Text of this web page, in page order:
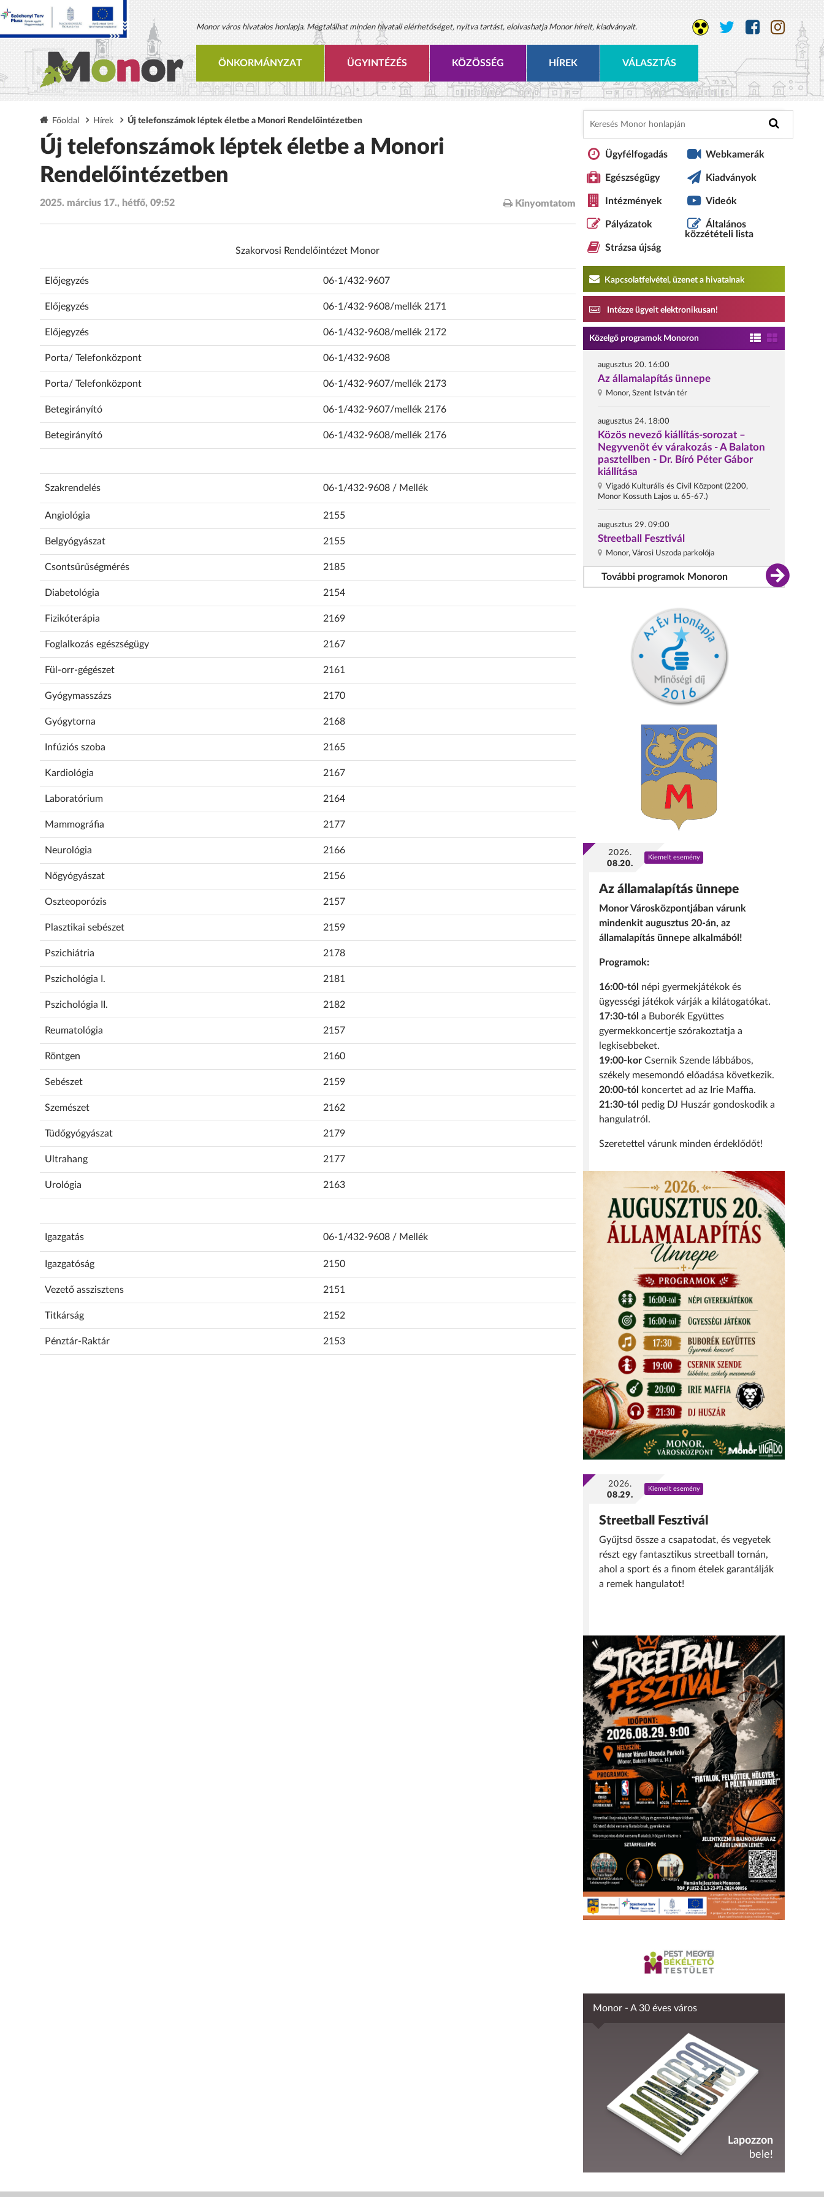
Monor város hivatalos honlapja. Megtalálhat minden hivatali elérhetőséget, nyitva tartást, elolvashatja Monor híreit, kiadványait.
ÖNKORMÁNYZAT ÜGYINTÉZÉS KÖZÖSSÉG HÍREK VÁLASZTÁS
Főoldal Hírek Új telefonszámok léptek életbe a Monori Rendelőintézetben
Új telefonszámok léptek életbe a Monori
Rendelőintézetben
2025. március 17., hétfő, 09:52 Kinyomtatom
Szakorvosi Rendelőintézet Monor
Előjegyzés 06-1/432-9607
Előjegyzés 06-1/432-9608/mellék 2171
Előjegyzés 06-1/432-9608/mellék 2172
Porta/ Telefonközpont 06-1/432-9608
Porta/ Telefonközpont 06-1/432-9607/mellék 2173
Betegirányító 06-1/432-9607/mellék 2176
Betegirányító 06-1/432-9608/mellék 2176
Szakrendelés 06-1/432-9608 / Mellék
Angiológia 2155
Belgyógyászat 2155
Csontsűrűségmérés 2185
Diabetológia 2154
Fizikóterápia 2169
Foglalkozás egészségügy 2167
Fül-orr-gégészet 2161
Gyógymasszázs 2170
Gyógytorna 2168
Infúziós szoba 2165
Kardiológia 2167
Laboratórium 2164
Mammográfia 2177
Neurológia 2166
Nőgyógyászat 2156
Oszteoporózis 2157
Plasztikai sebészet 2159
Pszichiátria 2178
Pszichológia I. 2181
Pszichológia II. 2182
Reumatológia 2157
Röntgen 2160
Sebészet 2159
Szemészet 2162
Tüdőgyógyászat 2179
Ultrahang 2177
Urológia 2163
Igazgatás 06-1/432-9608 / Mellék
Igazgatóság 2150
Vezető asszisztens 2151
Titkárság 2152
Pénztár-Raktár 2153
Ügyfélfogadás
Egészségügy
Intézmények
Pályázatok
Strázsa újság
Webkamerák
Kiadványok
Videók
Általános
közzétételi lista
Kapcsolatfelvétel, üzenet a hivatalnak
Intézze ügyeit elektronikusan!
Közelgő programok Monoron
augusztus 20. 16:00
Az államalapítás ünnepe
Monor, Szent István tér
augusztus 24. 18:00
Közös nevező kiállítás-sorozat –
Negyvenöt év várakozás - A Balaton
pasztellben - Dr. Bíró Péter Gábor
kiállítása
Vigadó Kulturális és Civil Központ (2200,
Monor Kossuth Lajos u. 65-67.)
augusztus 29. 09:00
Streetball Fesztivál
Monor, Városi Uszoda parkolója
További programok Monoron
2026.
08.20.
Kiemelt esemény
Az államalapítás ünnepe
Monor Városközpontjában várunk
mindenkit augusztus 20-án, az
államalapítás ünnepe alkalmából!
Programok:
16:00-tól népi gyermekjátékok és
ügyességi játékok várják a kilátogatókat.
17:30-tól a Buborék Együttes
gyermekkoncertje szórakoztatja a
legkisebbeket.
19:00-kor Csernik Szende lábbábos,
székely mesemondó előadása következik.
20:00-tól
koncertet ad az Irie Maffia.
21:30-tól pedig DJ Huszár gondoskodik a
hangulatról.
Szeretettel várunk minden érdeklődőt!
2026.
08.29.
Kiemelt esemény
Streetball Fesztivál
Gyűjtsd össze a csapatodat, és vegyetek
részt egy fantasztikus streetball tornán,
ahol a sport és a finom ételek garantálják
a remek hangulatot!
Monor - A 30 éves város
Lapozzon
bele!